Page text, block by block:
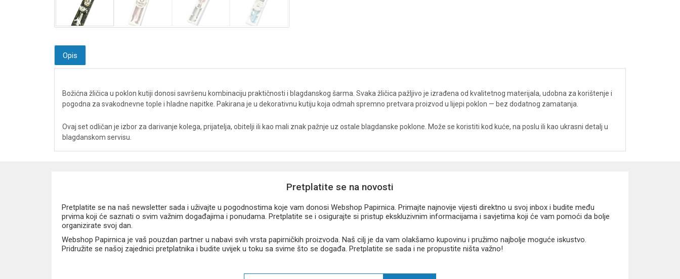
Opis
Božićna žličica u poklon kutiji donosi savršenu kombinaciju praktičnosti i blagdanskog šarma. Svaka žličica pažljivo je izrađena od kvalitetnog materijala, udobna za korištenje i
pogodna za svakodnevne tople i hladne napitke. Pakirana je u dekorativnu kutiju koja odmah spremno pretvara proizvod u lijepi poklon — bez dodatnog zamatanja.
Ovaj set odličan je izbor za darivanje kolega, prijatelja, obitelji ili kao mali znak pažnje uz ostale blagdanske poklone. Može se koristiti kod kuće, na poslu ili kao ukrasni detalj u
blagdanskom servisu.
Pretplatite se na novosti
Pretplatite se na naš newsletter sada i uživajte u pogodnostima koje vam donosi Webshop Papirnica. Primajte najnovije vijesti direktno u svoj inbox i budite među
prvima koji će saznati o svim važnim događajima i ponudama. Pretplatite se i osigurajte si pristup ekskluzivnim informacijama i savjetima koji će vam pomoći da bolje
organizirate svoj dan.
Webshop Papirnica je vaš pouzdan partner u nabavi svih vrsta papirničkih proizvoda. Naš cilj je da vam olakšamo kupovinu i pružimo najbolje moguće iskustvo.
Pridružite se našoj zajednici pretplatnika i budite uvijek u toku sa svime što se događa. Pretplatite se sada i ne propustite ništa važno!